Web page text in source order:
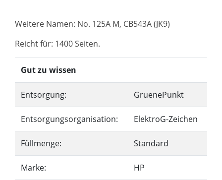
Weitere Namen: No. 125A M, CB543A (JK9)
Reicht für: 1400 Seiten.
Gut zu wissen
Entsorgung: GruenePunkt
Entsorgungsorganisation: ElektroG-Zeichen
Füllmenge: Standard
Marke: HP